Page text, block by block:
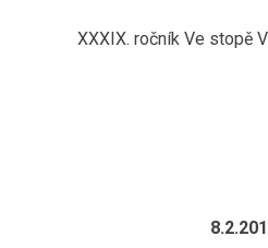
XXXIX. ročník Ve stopě